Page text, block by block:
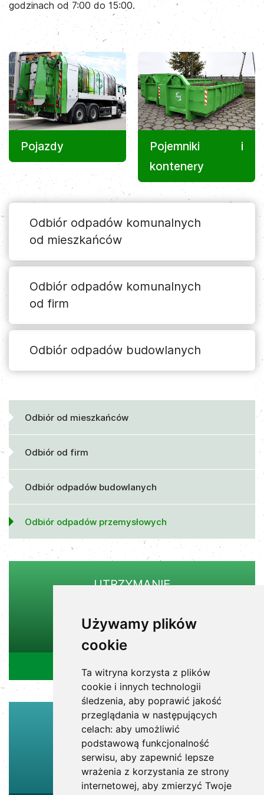
Używamy plików
cookie
Ta witryna korzysta z plików
cookie i innych technologii
śledzenia, aby poprawić jakość
przeglądania w następujących
celach: aby umożliwić
podstawową funkcjonalność
serwisu, aby zapewnić lepsze
wrażenia z korzystania ze strony
internetowej, aby zmierzyć Twoje
godzinach od 7:00 do 15:00.
Pojazdy
Pojemniki i
kontenery
Odbiór odpadów komunalnych
od mieszkańców
Odbiór odpadów komunalnych
od firm
Odbiór odpadów budowlanych
Odbiór od mieszkańców
Odbiór od firm
Odbiór odpadów budowlanych
Odbiór odpadów przemysłowych
UTRZYMANIE
62 767 99 11
puk@puk.net.pl
WYWÓZ ŚMIECI,
GRUZU, ŚNIEGU
62 767 99 21